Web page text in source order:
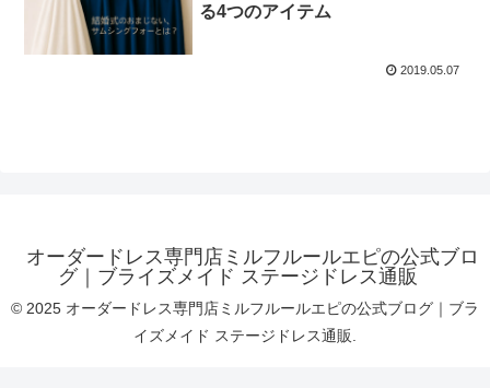
る4つのアイテム
2019.05.07
オーダードレス専門店ミルフルールエピの公式ブロ
グ｜ブライズメイド ステージドレス通販
© 2025 オーダードレス専門店ミルフルールエピの公式ブログ｜ブラ
イズメイド ステージドレス通販.